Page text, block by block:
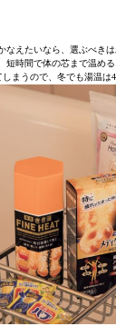
なえたいなら、選ぶべき
短時間で体の芯まで温め
しまうので、冬でも湯温は